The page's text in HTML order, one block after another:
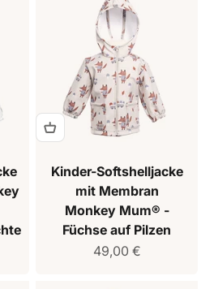
Kinder-Softshelljacke
mit Membran
Monkey Mum® -
Füchse auf Pilzen
Verkaufspreis
49,00 €